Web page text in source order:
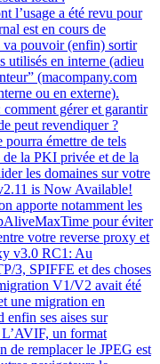
l’usage a été revu pour
est en cours de
va pouvoir (enfin) sortir
utilisés en interne (adieu
(macompany.com
ou en externe).
gérer et garantir
peut revendiquer ?
émettre de tels
la PKI privée et de la
les domaines sur votre
is Now Available!
apporte notamment les
pour éviter
votre reverse proxy et
v3.0 RC1: Au
3, SPIFFE et des choses
V1/V2 avait été
une migration en
ses aises sur
L’AVIF, un format
de remplacer le JPEG est